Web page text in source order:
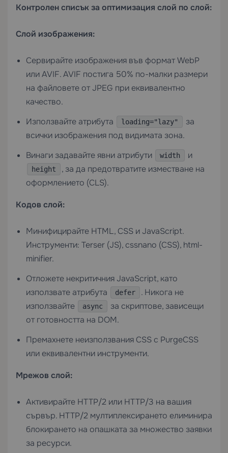
Контролен списък за оптимизация слой по слой:
Слой изображения:
Сервирайте изображения във формат WebP
или AVIF. AVIF постига 50% по-малки размери
на файловете от JPEG при еквивалентно
качество.
Използвайте атрибута
loading="lazy"
за
всички изображения под видимата зона.
Винаги задавайте явни атрибути
width и
height
, за да предотвратите изместване на
оформлението (CLS).
Кодов слой:
Минифицирайте HTML, CSS и JavaScript.
Инструменти: Terser (JS), cssnano (CSS), html-
minifier.
Отложете некритичния JavaScript, като
използвате атрибута
defer
. Никога не
използвайте
async
за скриптове, зависещи
от готовността на DOM.
Премахнете неизползвания CSS с PurgeCSS
или еквивалентни инструменти.
Мрежов слой:
Активирайте HTTP/2 или HTTP/3 на вашия
сървър. HTTP/2 мултиплексирането елиминира
блокирането на опашката за множество заявки
за ресурси.